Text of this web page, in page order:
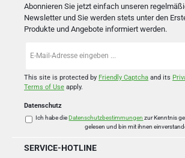
Abonnieren Sie jetzt einfach unseren
Newsletter und Sie werden stets unter den
Produkte und Angebote informiert werden.
Mail-
*
This site is protected by Friendly Captcha and its
Terms of Use apply.
Datenschutz
Ich habe dieDatenschutzbestimmungen zur Kenntnis
gelesen und bin mit ihnen
SERVICE-HOTLINE